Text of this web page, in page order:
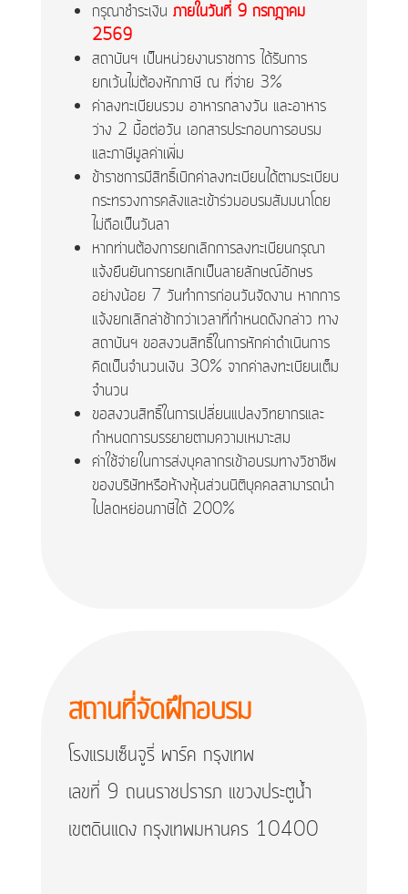
กรุณาชำระเงิน ภายในวันที่ 9 กรกฎาคม
2569
สถาบันฯ เป็นหน่วยงานราชการ ได้รับการ
ยกเว้นไม่ต้องหักภาษี ณ ที่จ่าย 3%
ค่าลงทะเบียนรวม อาหารกลางวัน และอาหาร
ว่าง 2 มื้อต่อวัน เอกสารประกอบการอบรม
และภาษีมูลค่าเพิ่ม
ข้าราชการมีสิทธิ์เบิกค่าลงทะเบียนได้ตามระเบียบ
กระทรวงการคลังและเข้าร่วมอบรมสัมมนาโดย
ไม่ถือเป็นวันลา
หากท่านต้องการยกเลิกการลงทะเบียนกรุณา
แจ้งยืนยันการยกเลิกเป็นลายลักษณ์อักษร
อย่างน้อย 7 วันทำการก่อนวันจัดงาน หากการ
แจ้งยกเลิกล่าช้ากว่าเวลาที่กำหนดดังกล่าว ทาง
สถาบันฯ ขอสงวนสิทธิ์ในการหักค่าดำเนินการ
คิดเป็นจำนวนเงิน 30% จากค่าลงทะเบียนเต็ม
จำนวน
ขอสงวนสิทธิ์ในการเปลี่ยนแปลงวิทยากรและ
กำหนดการบรรยายตามความเหมาะสม
ค่าใช้จ่ายในการส่งบุคลากรเข้าอบรมทางวิชาชีพ
ของบริษัทหรือห้างหุ้นส่วนนิติบุคคลสามารถนำ
ไปลดหย่อนภาษีได้ 200%
สถานที่จัดฝึกอบรม
โรงแรมเซ็นจูรี่ พาร์ค กรุงเทพ
เลขที่ 9 ถนนราชปรารภ แขวงประตูน้ำ
เขตดินแดง กรุงเทพมหานคร 10400